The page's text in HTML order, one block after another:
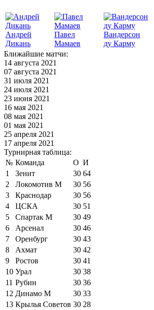
Андрей
Дикань
Павел
Мамаев
Вандерсон
ду Карму
Ближайшие матчи:
14 августа 2021
07 августа 2021
31 июля 2021
24 июля 2021
23 июня 2021
16 мая 2021
08 мая 2021
01 мая 2021
25 апреля 2021
17 апреля 2021
Турнирная таблица:
№ Команда О И
1
Зенит 30 64
2
Локомотив М 30 56
3
Краснодар 30 56
4
ЦСКА 30 51
5
Спартак М 30 49
6
Арсенал 30 46
7
Оренбург 30 43
8
Ахмат 30 42
9
Ростов 30 41
10 Урал 30 38
11 Рубин 30 36
12 Динамо М 30 33
13 Крылья Советов 30 28